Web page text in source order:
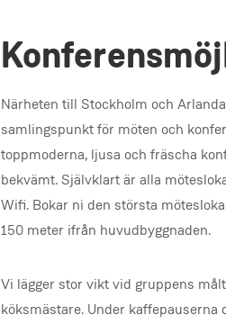
Närheten till Stockholm och
samlingspunkt för möten och
toppmoderna, ljusa och fräscha
bekvämt. Självklart är alla
Wifi. Bokar ni den största
150 meter ifrån huvudbyggnaden.
Vi lägger stor vikt vid gruppens
köksmästare. Under